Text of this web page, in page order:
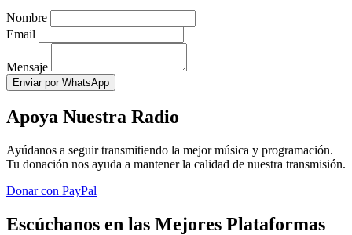
Nombre
Email
Mensaje
Enviar por WhatsApp
Apoya Nuestra Radio
Ayúdanos a seguir transmitiendo la mejor música y programación.
Tu donación nos ayuda a mantener la calidad de nuestra transmisión.
Donar con PayPal
Escúchanos en las Mejores Plataformas